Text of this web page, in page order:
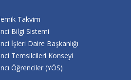
Takvim
Bilgi Sistemi
İşleri Daire Başkanlığı
Temsilcileri Konseyi
Öğrenciler (YÖS)